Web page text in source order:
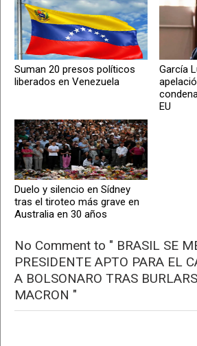
Suman 20 presos políticos
liberados en Venezuela
García
EU
Duelo y silencio en Sídney
tras el tiroteo más grave en
Australia en 30 años
No Comment to " BRASIL SE
PRESIDENTE APTO PARA EL
A BOLSONARO TRAS
MACRON "